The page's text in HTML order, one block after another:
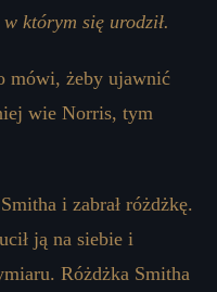
którym się urodził.
mówi, żeby ujawnić
wie Norris, tym
i zabrał różdżkę.
ją na siebie i
Różdżka Smitha